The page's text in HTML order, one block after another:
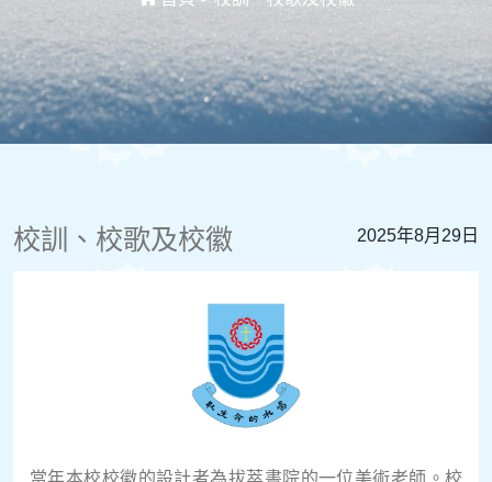
校訓、校歌及校徽 2025年8月29日
當年本校校徽的設計者為拔萃書院的一位美術老師。校